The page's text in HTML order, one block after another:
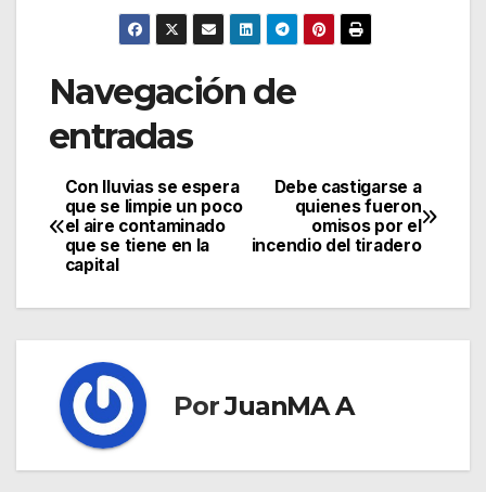
Navegación de
entradas
Debe castigarse a
quienes fueron
omisos por el
incendio del tiradero
Con lluvias se espera
que se limpie un poco
el aire contaminado
que se tiene en la
capital
PorJuanMA A